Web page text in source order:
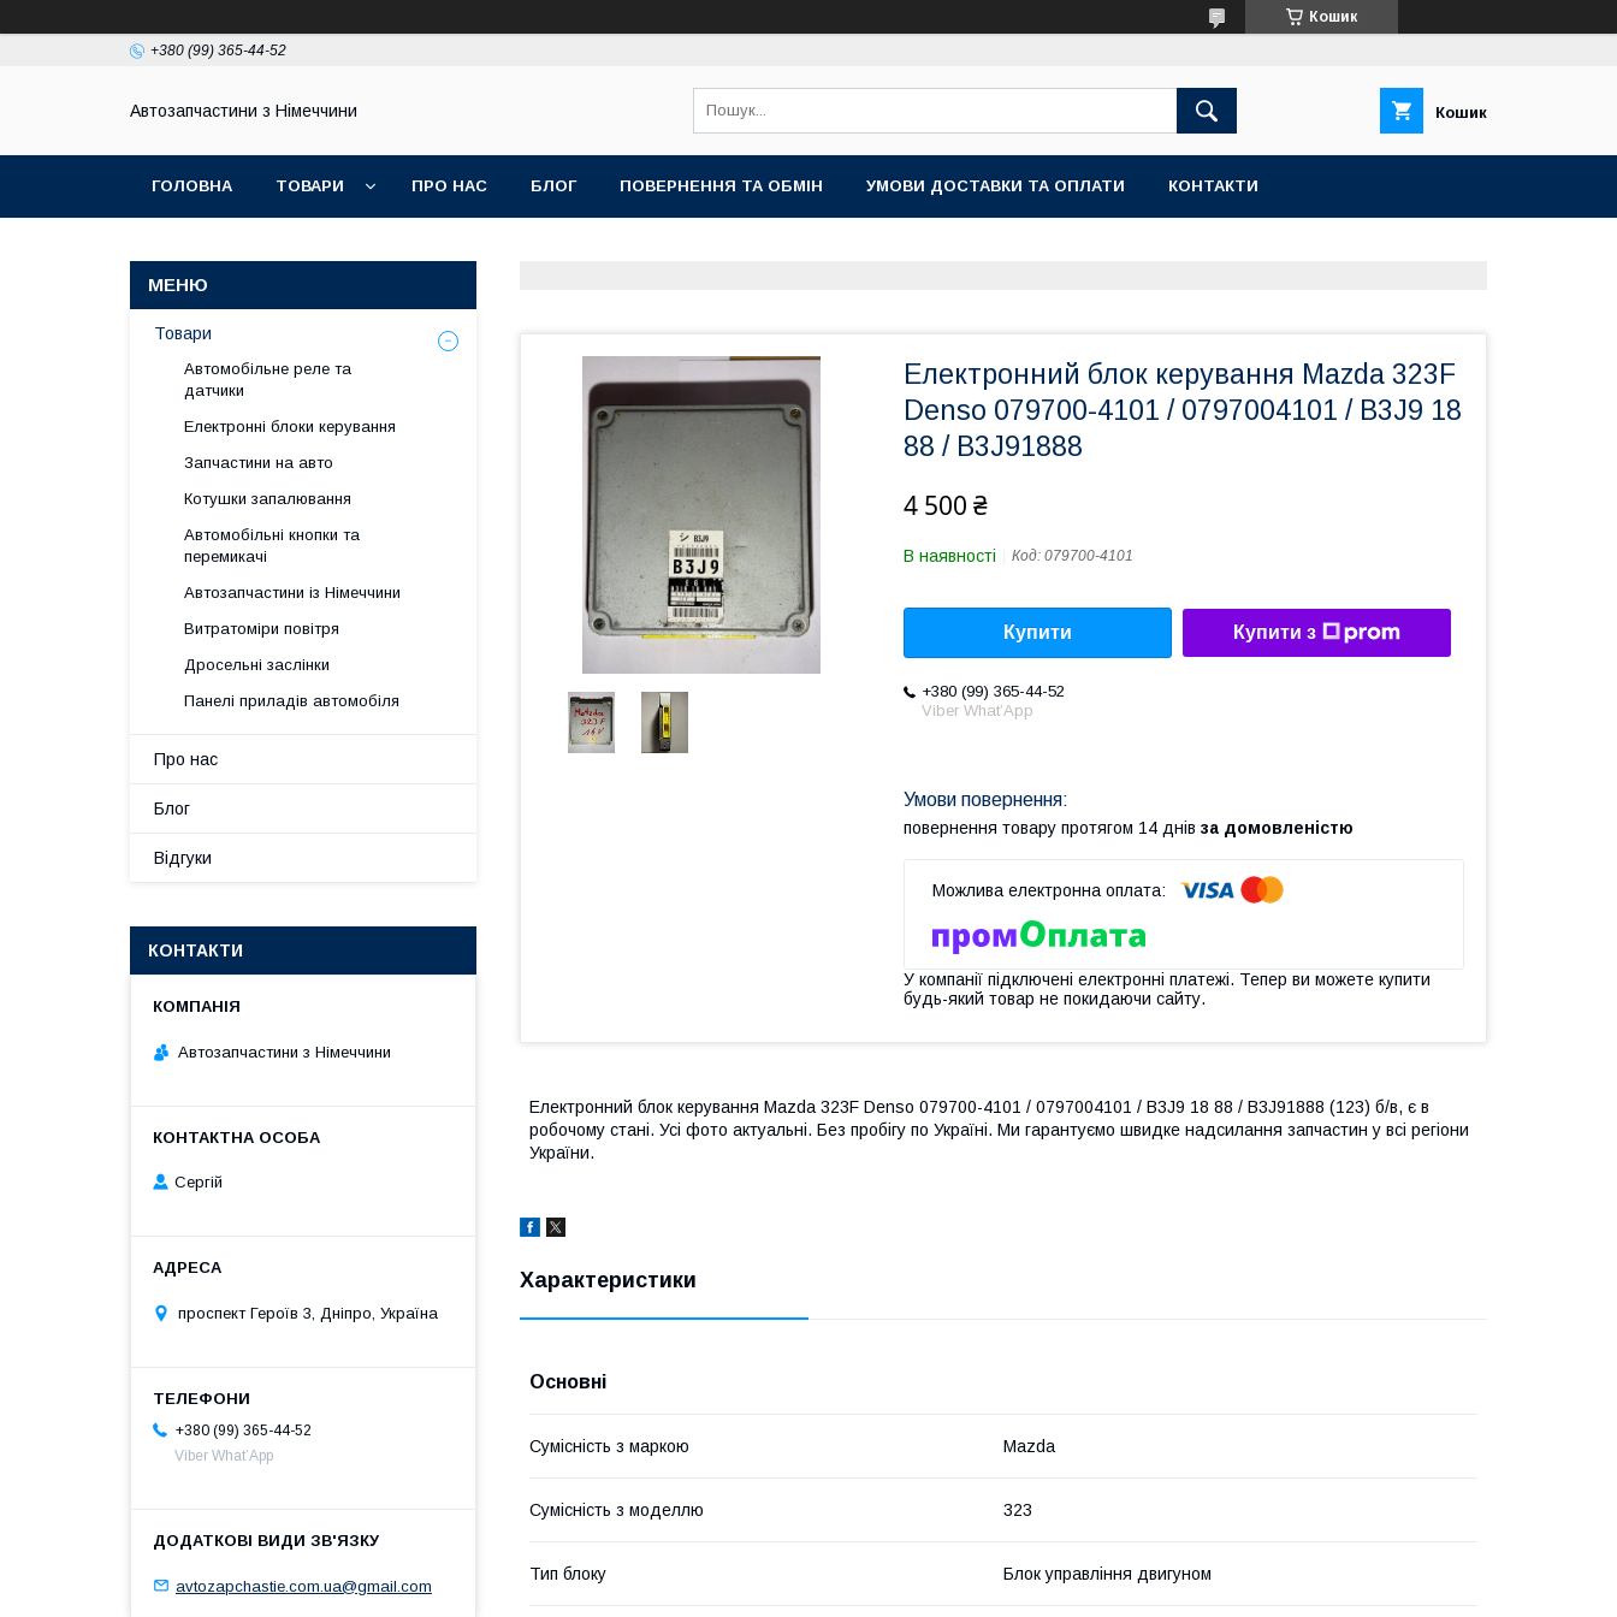
Кошик
+380 (99) 365-44-52
Автозапчастини з Німеччини Кошик
ГОЛОВНА ТОВАРИ ПРО НАС БЛОГ ПОВЕРНЕННЯ ТА ОБМІН УМОВИ ДОСТАВКИ ТА ОПЛАТИ КОНТАКТИ
Електронний блок керування Mazda 323F
Denso 079700-4101 / 0797004101 / B3J9 18
88 / B3J91888
4 500 ₴
В наявності Код: 079700-4101
Купити Купити з
+380 (99) 365-44-52
Viber What’App
повернення товару протягом 14 днів за домовленістю
У компанії підключені електронні платежі. Тепер ви можете купити
будь-який товар не покидаючи сайту.
Електронний блок керування Mazda 323F Denso 079700-4101 / 0797004101 / B3J9 18 88 / B3J91888 (123) б/в, є в
робочому стані. Усі фото актуальні. Без пробігу по Україні. Ми гарантуємо швидке надсилання запчастин у всі регіони
України.
Характеристики
Основні
Сумісність з маркою Mazda
Сумісність з моделлю 323
Тип блоку Блок управління двигуном
Товари
Автомобільне реле та
датчики
Електронні блоки керування
Запчастини на авто
Котушки запалювання
Автомобільні кнопки та
перемикачі
Автозапчастини із Німеччини
Витратоміри повітря
Дросельні заслінки
Панелі приладів автомобіля
Про нас
Блог
Відгуки
КОНТАКТИ
Автозапчастини з Німеччини
Сергій
проспект Героїв 3, Дніпро, Україна
+380 (99) 365-44-52
Viber What’App
avtozapchastie.com.ua@gmail.com